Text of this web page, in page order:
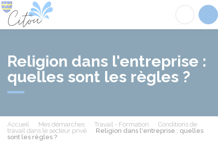
Religion dans l'entreprise :
quelles sont les règles ?
Accueil Mes démarches Travail - Formation
Conditions de
travail dans le secteur privé
Religion dans l'entreprise : quelles
sont les règles ?